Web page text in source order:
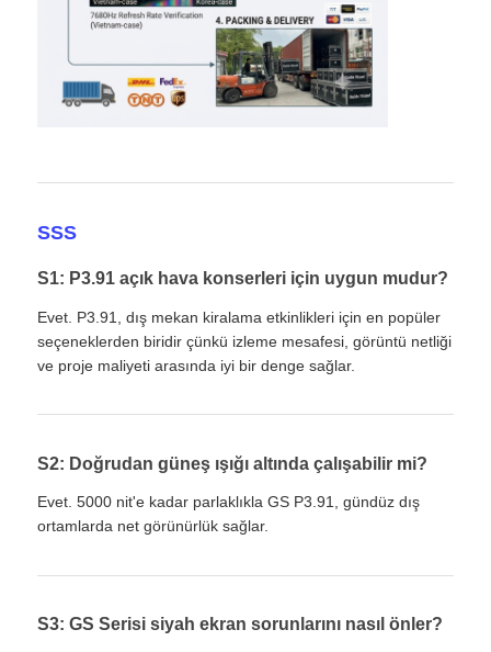
SSS
S1: P3.91 açık hava konserleri için uygun mudur?
Evet. P3.91, dış mekan kiralama etkinlikleri için en popüler
seçeneklerden biridir çünkü izleme mesafesi, görüntü netliği
ve proje maliyeti arasında iyi bir denge sağlar.
S2: Doğrudan güneş ışığı altında çalışabilir mi?
Evet. 5000 nit'e kadar parlaklıkla GS P3.91, gündüz dış
ortamlarda net görünürlük sağlar.
S3: GS Serisi siyah ekran sorunlarını nasıl önler?